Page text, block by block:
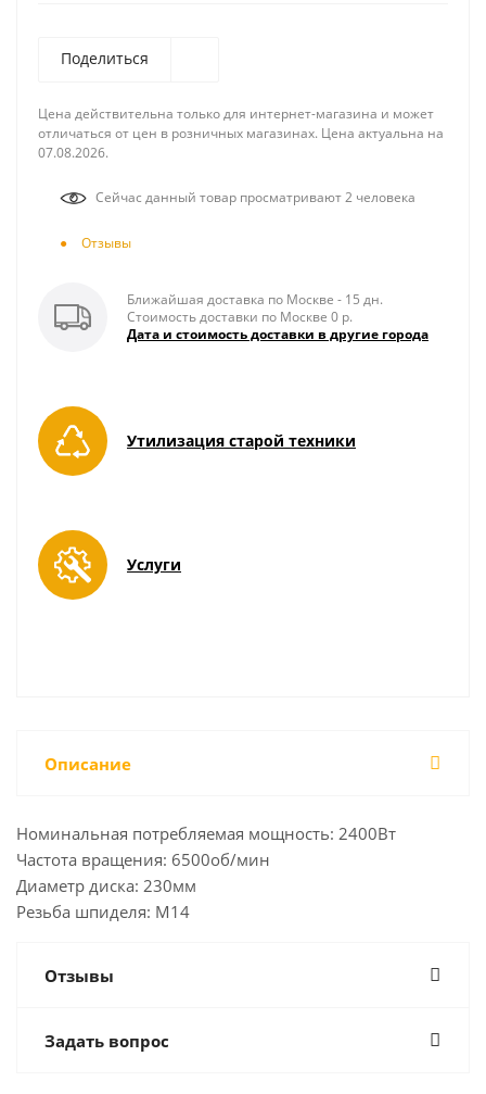
Поделиться
Цена действительна только для интернет-магазина и может
отличаться от цен в розничных магазинах. Цена актуальна на
07.08.2026.
Сейчас данный товар просматривают 2 человека
Отзывы
Ближайшая доставка по Москве - 15 дн.
Стоимость доставки по Москве 0 р.
Дата и стоимость доставки в другие города
Утилизация старой техники
Услуги
Описание
Номинальная потребляемая мощность: 2400Вт
Частота вращения: 6500об/мин
Диаметр диска: 230мм
Резьба шпиделя: M14
Отзывы
Задать вопрос